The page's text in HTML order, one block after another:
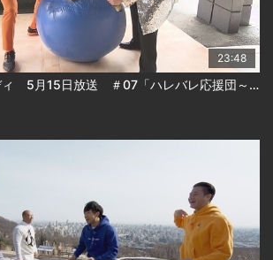
23:48
ハレバレティモンディ 5月15日放送 ＃07「ハレバレ応援団～北海道のエンタメ編(後)」